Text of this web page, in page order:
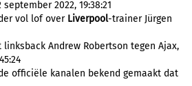
2022, 19:38:21
vol lof over Liverpool-trainer Jürgen
Andrew Robertson tegen Ajax,
officiële kanalen bekend gemaakt dat